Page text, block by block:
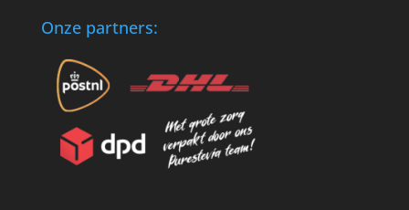
Onze partners: